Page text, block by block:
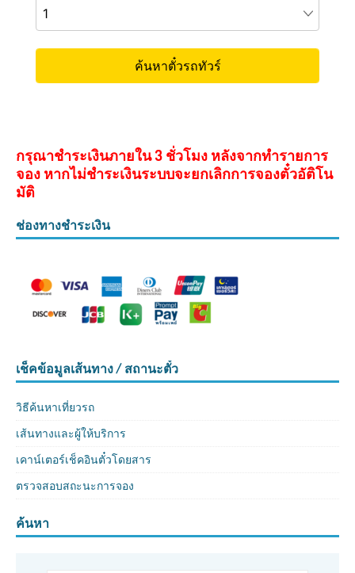
กรุณาชำระเงินภายใน 3 ชั่วโมง หลังจากทำรายการ
จอง หากไม่ชำระเงินระบบจะยกเลิกการจองตั๋วอัติโน
มัติ
ช่องทางชำระเงิน
เช็คข้อมูลเส้นทาง / สถานะตั๋ว
วิธีค้นหาเที่ยวรถ
เส้นทางและผู้ให้บริการ
เคาน์เตอร์เช็คอินตั๋วโดยสาร
ตรวจสอบสถะนะการจอง
ค้นหา